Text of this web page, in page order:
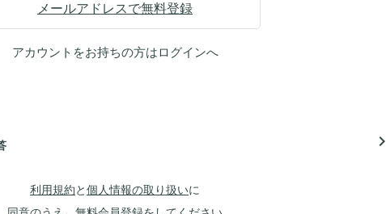
メールアドレスで無料登録
アカウントをお持ちの方はログインへ
navigate_next
利用規約と個人情報の取り扱いに